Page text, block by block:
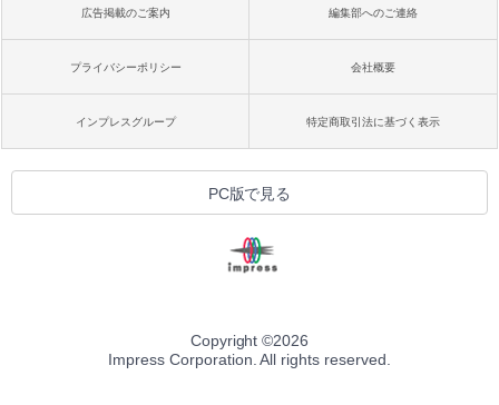
広告掲載のご案内 編集部へのご連絡
プライバシーポリシー 会社概要
インプレスグループ 特定商取引法に基づく表示
PC版で見る
Copyright ©2026
Impress Corporation. All rights reserved.